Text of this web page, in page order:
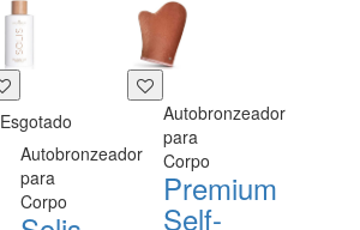
Esgotado
Autobronzeador
para
Corpo
Autobronzeador
para
Corpo
Premium
Self-